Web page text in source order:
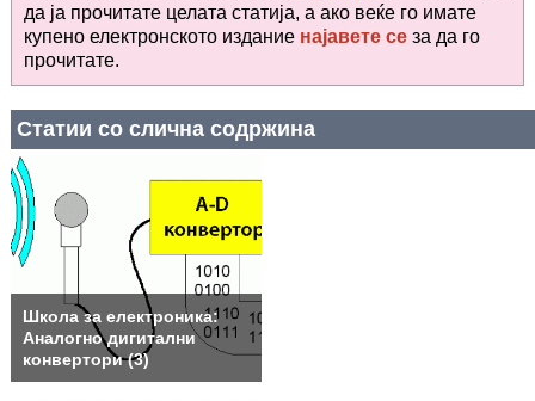
да ја прочитате целата статија, а ако веќе го имате
купено електронското издание најавете се за да го
прочитате.
Статии со слична содржина
Школа за електроника:
Аналогно дигитални
конвертори (3)